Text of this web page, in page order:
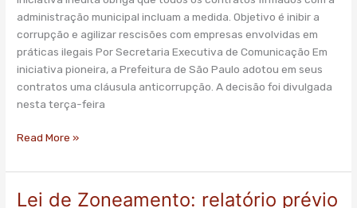
administração municipal incluam a medida. Objetivo é inibir a
corrupção e agilizar rescisões com empresas envolvidas em
práticas ilegais Por Secretaria Executiva de Comunicação Em
iniciativa pioneira, a Prefeitura de São Paulo adotou em seus
contratos uma cláusula anticorrupção. A decisão foi divulgada
nesta terça-feira
anticorrupção
Read More »
Lei de Zoneamento: relatório prévio
Lei